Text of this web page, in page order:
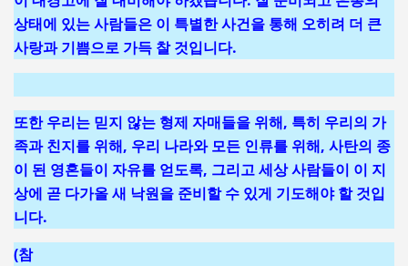
상태에 있는 사람들은 이 특별한 사건을 통해 오히려 더 큰
사랑과 기쁨으로 가득 찰 것입니다.
또한 우리는 믿지 않는 형제 자매들을 위해, 특히 우리의 가
족과 친지를 위해, 우리 나라와 모든 인류를 위해, 사탄의 종
이 된 영혼들이 자유를 얻도록, 그리고 세상 사람들이 이 지
상에 곧 다가올 새 낙원을 준비할 수 있게 기도해야 할 것입
니다.
(참